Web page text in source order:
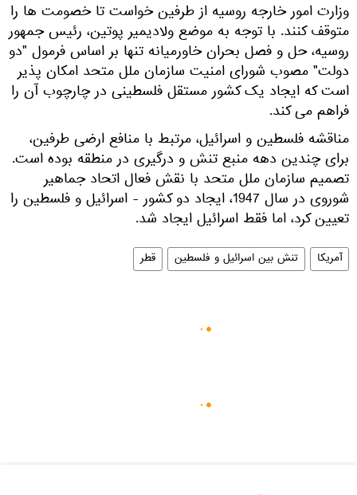
وزارت امور خارجه روسیه از طرفین خواست تا خصومت ها را
متوقف کنند. با توجه به موضع ولادیمیر پوتین، رئیس جمهور
روسیه، حل و فصل بحران خاورمیانه تنها بر اساس فرمول "دو
دولت" مصوب شورای امنیت سازمان ملل متحد امکان پذیر
است که ایجاد یک کشور مستقل فلسطینی در چارچوب آن را
فراهم می کند.
مناقشه فلسطین و اسرائیل، مرتبط با منافع ارضی طرفین،
برای چندین دهه منبع تنش و درگیری در منطقه بوده است.
تصمیم سازمان ملل متحد با نقش فعال اتحاد جماهیر
شوروی در سال 1947، ایجاد دو کشور - اسرائیل و فلسطین را
تعیین کرد، اما فقط اسرائیل ایجاد شد.
آمریکا تنش بین اسرائیل و فلسطین قطر